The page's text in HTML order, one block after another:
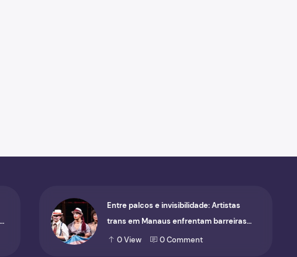
Entre palcos e invisibilidade: Artistas
trans em Manaus enfrentam barreiras
para ocupar o cenário cultural
0View 0Comment